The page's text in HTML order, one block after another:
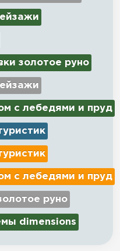
золотое руно
с лебедями и пруд
с лебедями и пруд
руно
dimensions